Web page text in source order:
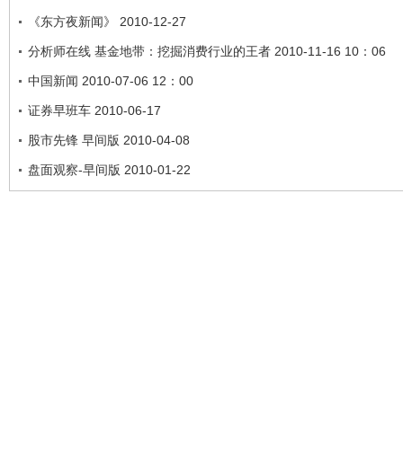
《东方夜新闻》 2010-12-27
分析师在线 基金地带：挖掘消费行业的王者 2010-11-16 10：06
中国新闻 2010-07-06 12：00
证券早班车 2010-06-17
股市先锋 早间版 2010-04-08
盘面观察-早间版 2010-01-22